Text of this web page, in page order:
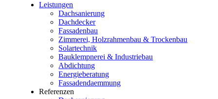
Leistungen
Dachsanierung
Dachdecker
Fassadenbau
Zimmerei, Holzrahmenbau & Trockenbau
Solartechnik
Bauklempnerei & Industriebau
Abdichtung
Energieberatung
Fassadendaemmung
Referenzen